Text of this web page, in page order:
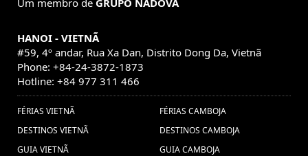
Laos, Visitar o Laos, Viagem em família
Viagem barata ao Laos, Pacotes de
viagens Laos, Pacote de viagem ao Laos,
Descubrir o Laos, (1) ,
Myanmar (11) , Visitar o Vietnã (9) ,
Halong Bay (1) ,
Visa Vietnamita (1) ,
visitar no Vietname (1) ,Turismo en
Um membro de GRUPO NADOVA
HANOI - VIETNÃ
#59, 4º andar, Rua Xa Dan, Distrito Dong Da, Vietnã
Phone: +84-24-3872-1873
Hotline: +84 977 311 466
FÉRIAS VIETNÃ
DESTINOS VIETNÃ
GUIA VIETNÃ
FÉRIAS CAMBOJA
DESTINOS CAMBOJA
GUIA CAMBOJA